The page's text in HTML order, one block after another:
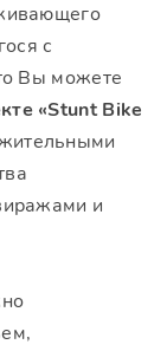
с
Вы можете
«Stunt Bike
и